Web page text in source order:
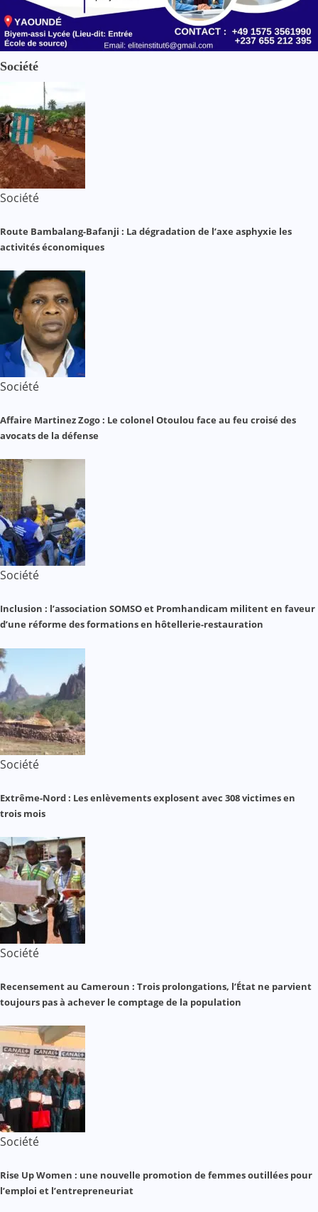
Société
Société
Route Bambalang-Bafanji : La dégradation de l’axe asphyxie les
activités économiques
Société
Affaire Martinez Zogo : Le colonel Otoulou face au feu croisé des
avocats de la défense
Société
Inclusion : l’association SOMSO et Promhandicam militent en faveur
d’une réforme des formations en hôtellerie-restauration
Société
Extrême-Nord : Les enlèvements explosent avec 308 victimes en
trois mois
Société
Recensement au Cameroun : Trois prolongations, l’État ne parvient
toujours pas à achever le comptage de la population
Société
Rise Up Women : une nouvelle promotion de femmes outillées pour
l’emploi et l’entrepreneuriat